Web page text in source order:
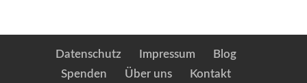
Datenschutz Impressum
Blog
Spenden
Über uns Kontakt